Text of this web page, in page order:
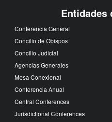
Entidades
Conferencia General
Concilio de Obispos
Concilio Judicial
Agencias Generales
Mesa Conexional
Conferencia Anual
Central Conferences
Jurisdictional Conferences